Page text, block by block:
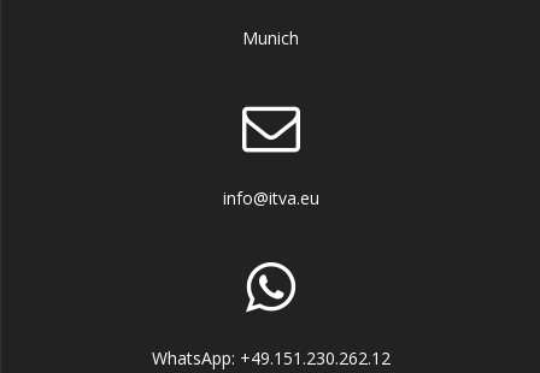
Munich
info@itva.eu
WhatsApp: +49.151.230.262.12